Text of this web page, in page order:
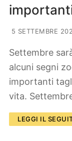
5 SETTEMBRE
Settembre
alcuni segni
importanti
vita.
LEGGI IL